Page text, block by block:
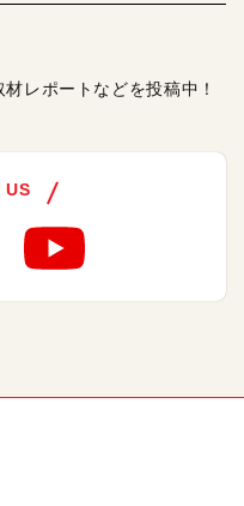
レポートなどを投稿中！
US